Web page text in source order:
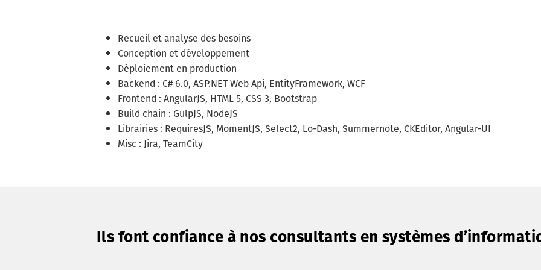
Recueil et analyse des besoins
Conception et développement
Déploiement en production
Backend : C# 6.0, ASP.NET Web Api, EntityFramework, WCF
Frontend : AngularJS, HTML 5, CSS 3, Bootstrap
Build chain : GulpJS, NodeJS
Librairies : RequiresJS, MomentJS, Select2, Lo-Dash, Summernote, CKEditor, Angular-UI
Misc : Jira, TeamCity
Ils font confiance à nos consultants en systèmes